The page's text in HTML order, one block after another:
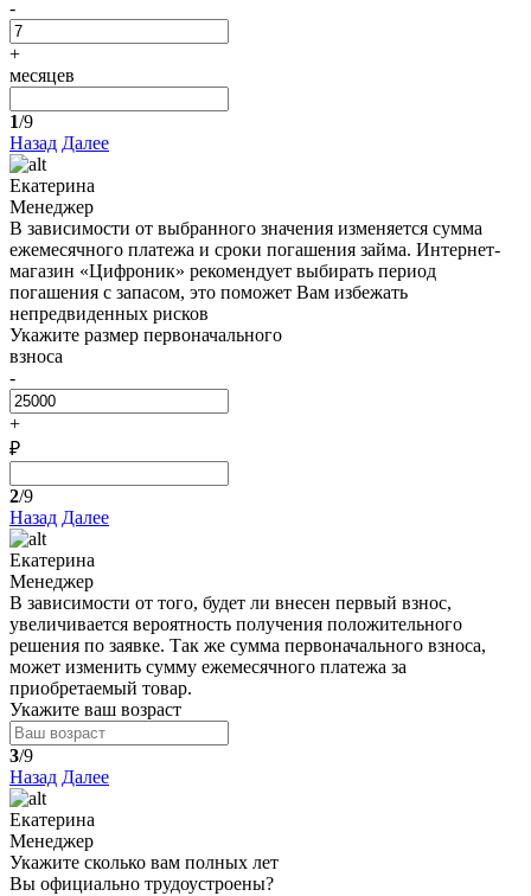
-
+
месяцев
1/9
Назад Далее
Екатерина
Менеджер
В зависимости от выбранного значения изменяется сумма
ежемесячного платежа и сроки погашения займа. Интернет-
магазин «Цифроник» рекомендует выбирать период
погашения с запасом, это поможет Вам избежать
непредвиденных рисков
Укажите размер первоначального
взноса
-
+
₽
2/9
Назад Далее
Екатерина
Менеджер
В зависимости от того, будет ли внесен первый взнос,
увеличивается вероятность получения положительного
решения по заявке. Так же сумма первоначального взноса,
может изменить сумму ежемесячного платежа за
приобретаемый товар.
Укажите ваш возраст
3/9
Назад Далее
Екатерина
Менеджер
Укажите сколько вам полных лет
Вы официально трудоустроены?